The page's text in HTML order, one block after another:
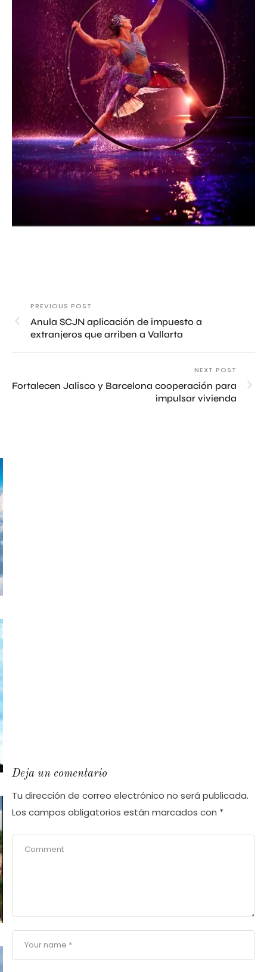
PREVIOUS POST
Anula SCJN aplicación de impuesto a
extranjeros que arriben a Vallarta
NEXT POST
Fortalecen Jalisco y Barcelona cooperación para
impulsar vivienda
Deja un comentario
Tu dirección de correo electrónico no será publicada.
Los campos obligatorios están marcados con *